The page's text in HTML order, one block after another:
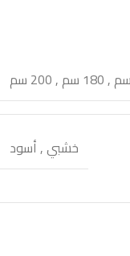
,180 سم ,200 سم
خشبي,أسود